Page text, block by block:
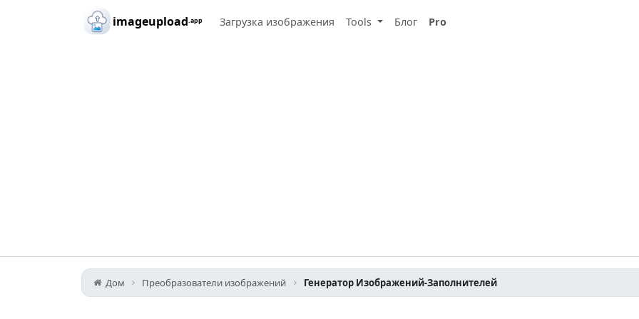
Skip to main content
imageupload.app Загрузка изображения Tools Блог Pro
Дом Преобразователи изображений Генератор Изображений-Заполнителей